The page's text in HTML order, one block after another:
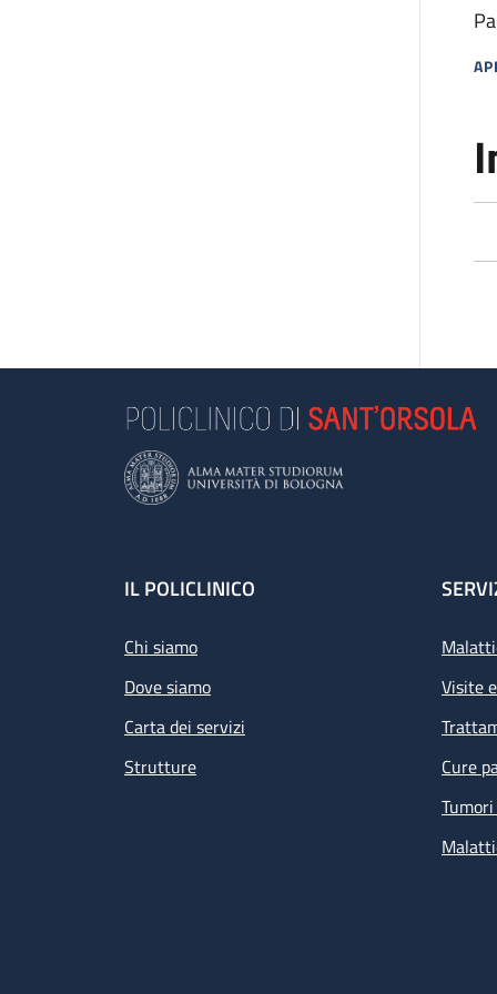
Footer
IL POLICLINICO
Chi siamo
Dove siamo
Carta dei servizi
Strutture
Visite
Cure